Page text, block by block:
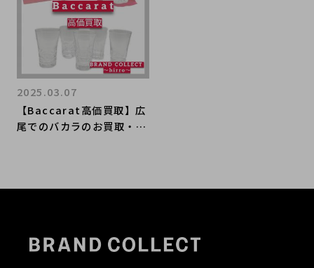
【Baccarat高価買取】広
尾でのバカラのお買取・販
2025.03.07